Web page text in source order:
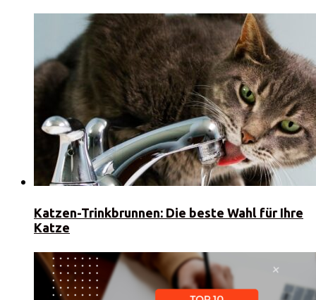
Katzen-Trinkbrunnen: Die beste Wahl für Ihre
Katze